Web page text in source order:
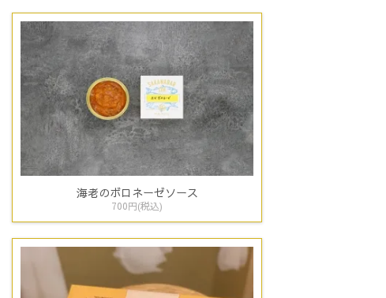
海老のボロネーゼソース
700円(税込)